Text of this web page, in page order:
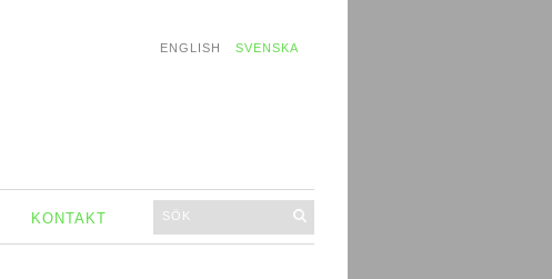
ENGLISH SVENSKA
KONTAKT